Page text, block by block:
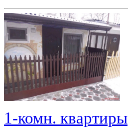
1-комн. квартиры